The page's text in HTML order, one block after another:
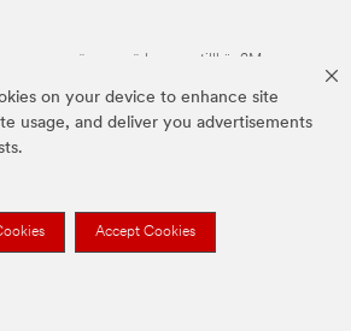
on your device to enhance site
usage, and deliver you advertisements
Accept Cookies
anges ovan är varumärken som tillhör 3M.